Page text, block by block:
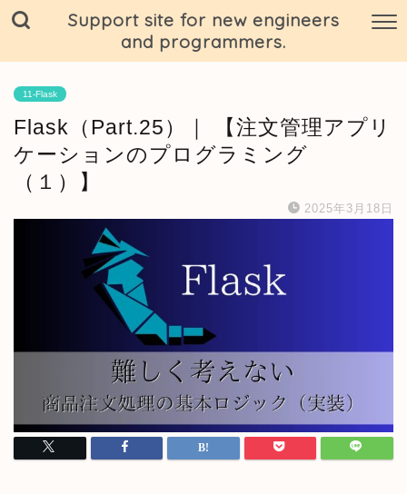
Support site for new engineers
and programmers.
11-Flask
Flask（Part.25）｜ 【注文管理アプリ
ケーションのプログラミング
（１）】
2025年3月18日